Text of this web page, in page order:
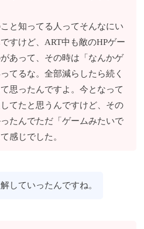
と知ってる人ってそんなにい
すけど、ART中も敵のHPゲー
あって、その時は「なんかゲ
てるな。全部減らしたら続く
思ったんですよ。今となって
てたと思うんですけど、その
たんでただ「ゲームみたいで
感じでした。
していったんですね。